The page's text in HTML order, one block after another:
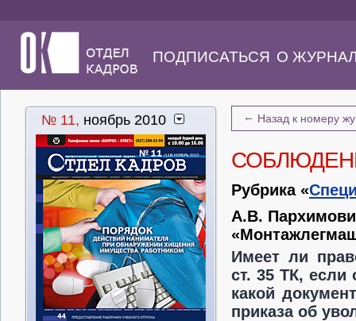
ПОДПИСАТЬСЯ О
№ 11, ноябрь 2010 ← Назад к номеру
Рубрика «
А.В.
Имеет ли
ст. 35 ТК, если
какой
приказа об